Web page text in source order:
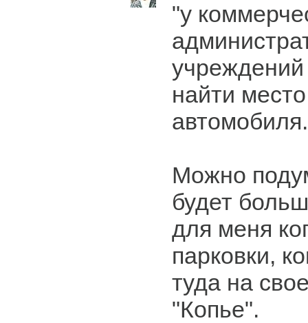
"у
найти
Можно
будет
для меня
парковки,
туда на
"Копье".